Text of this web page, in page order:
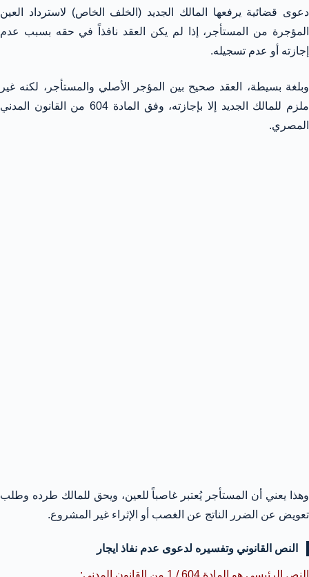
دعوى قضائية يرفعها المالك الجديد (الخلف الخاص) لاسترداد العين
المؤجرة من المستأجر، إذا لم يكن العقد نافذاً في حقه بسبب عدم
إجازته أو عدم تسجيله.
وبلغة بسيطة، العقد صحيح بين المؤجر الأصلي والمستأجر، لكنه غير
ملزم للمالك الجديد إلا بإجازته، وفق المادة 604 من القانون المدني
المصري.
وهذا يعني أن المستأجر يُعتبر غاصباً للعين، ويحق للمالك طرده وطلب
تعويض عن الضرر الناتج عن الغصب أو الإثراء غير المشروع.
النص القانوني وتفسيره لدعوى عدم نفاذ ايجار
النص الرئيسي هو المادة 604 / 1 من القانون المدني: